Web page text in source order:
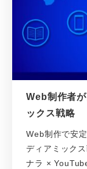
Web制作者
ックス戦略
Web制作で安
ディアミック
ナラ ×